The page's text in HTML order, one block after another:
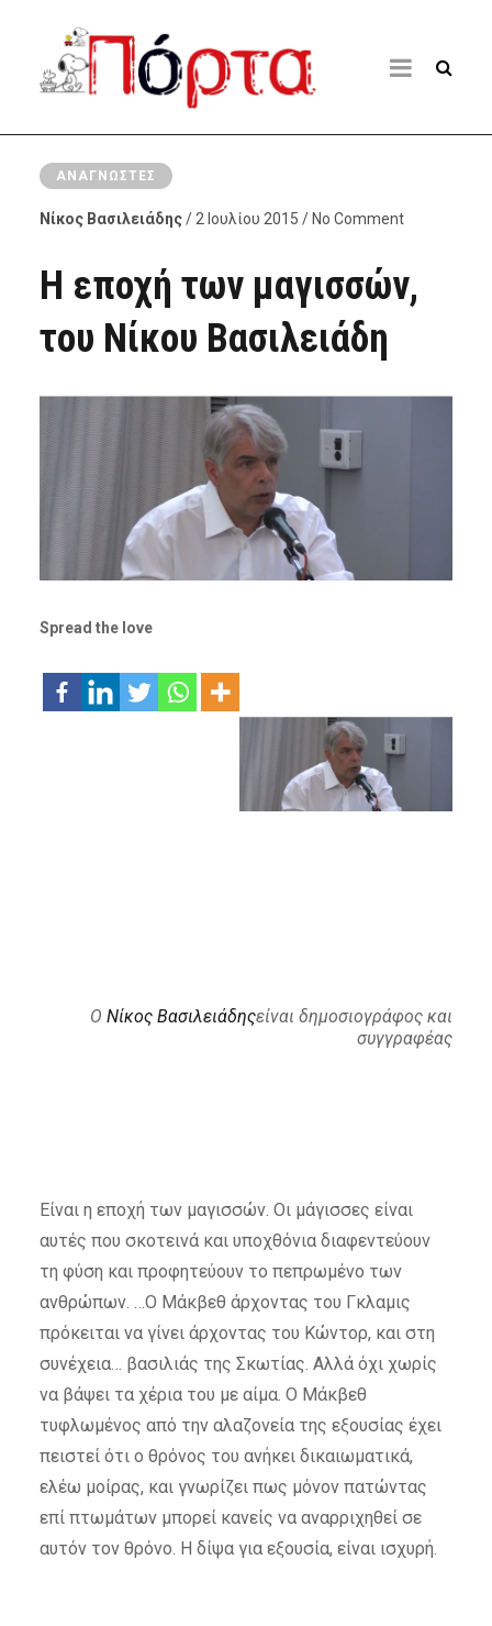
ΑΝΑΓΝΏΣΤΕΣ
Νίκος Βασιλειάδης/ 2 Ιουλίου 2015 / No Comment
Η εποχή των μαγισσών,
του Νίκου Βασιλειάδη
Spread the love
ΟΝίκος Βασιλειάδηςείναι δημοσιογράφος και
συγγραφέας
Είναι η εποχή των μαγισσών. Οι μάγισσες είναι
αυτές που σκοτεινά και υποχθόνια διαφεντεύουν
τη φύση και προφητεύουν το πεπρωμένο των
ανθρώπων. …Ο Μάκβεθ άρχοντας του Γκλαμις
πρόκειται να γίνει άρχοντας του Κώντορ, και στη
συνέχεια… βασιλιάς της Σκωτίας. Αλλά όχι χωρίς
να βάψει τα χέρια του με αίμα. Ο Μάκβεθ
τυφλωμένος από την αλαζονεία της εξουσίας έχει
πειστεί ότι ο θρόνος του ανήκει δικαιωματικά,
ελέω μοίρας, και γνωρίζει πως μόνον πατώντας
επί πτωμάτων μπορεί κανείς να αναρριχηθεί σε
αυτόν τον θρόνο. Η δίψα για εξουσία, είναι ισχυρή.